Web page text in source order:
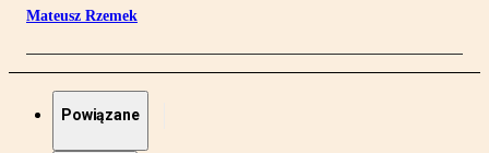
Mateusz Rzemek
Powiązane